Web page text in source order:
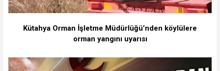
Kütahya Orman İşletme Müdürlüğü’nden köylülere
orman yangını uyarısı